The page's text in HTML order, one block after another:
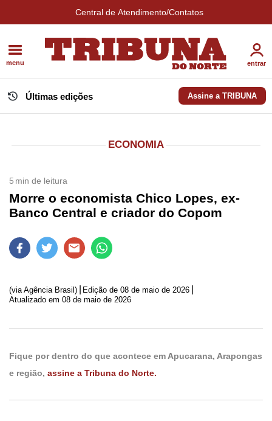
Central de Atendimento/Contatos
menu entrar
Últimas edições Assine a TRIBUNA
ECONOMIA
5 min de leitura
Morre o economista Chico Lopes, ex-
Banco Central e criador do Copom
(via Agência Brasil) Edição de 08 de maio de 2026
Atualizado em 08 de maio de 2026
Fique por dentro do que acontece em Apucarana, Arapongas
e região, assine a Tribuna do Norte.